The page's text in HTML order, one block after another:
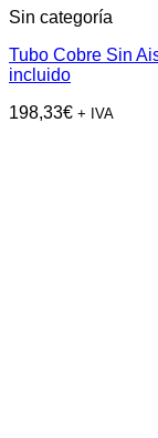
Sin categoría
Tubo Cobre Sin
incluido
198,33€ + IVA